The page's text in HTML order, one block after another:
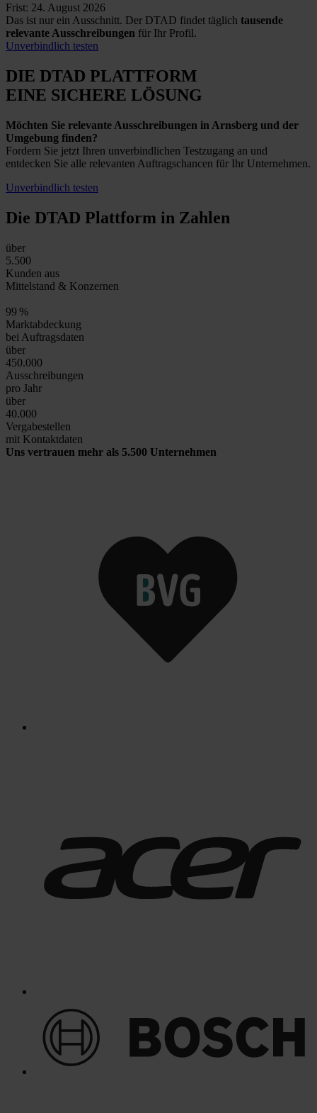
Frist: 24. August 2026
Das ist nur ein Ausschnitt. Der DTAD findet täglich tausende
relevante Ausschreibungen für Ihr Profil.
Unverbindlich testen
DIE DTAD PLATTFORM
EINE SICHERE LÖSUNG
Möchten Sie relevante Ausschreibungen in Arnsberg und der
Umgebung finden?
Fordern Sie jetzt Ihren unverbindlichen Testzugang an und
entdecken Sie alle relevanten Auftragschancen für Ihr Unternehmen.
Unverbindlich testen
Die DTAD Plattform in Zahlen
über
5.500
Kunden aus
Mittelstand & Konzernen
99 %
Marktabdeckung
bei Auftragsdaten
über
450.000
Ausschreibungen
pro Jahr
über
40.000
Vergabestellen
mit Kontaktdaten
Uns vertrauen mehr als 5.500 Unternehmen